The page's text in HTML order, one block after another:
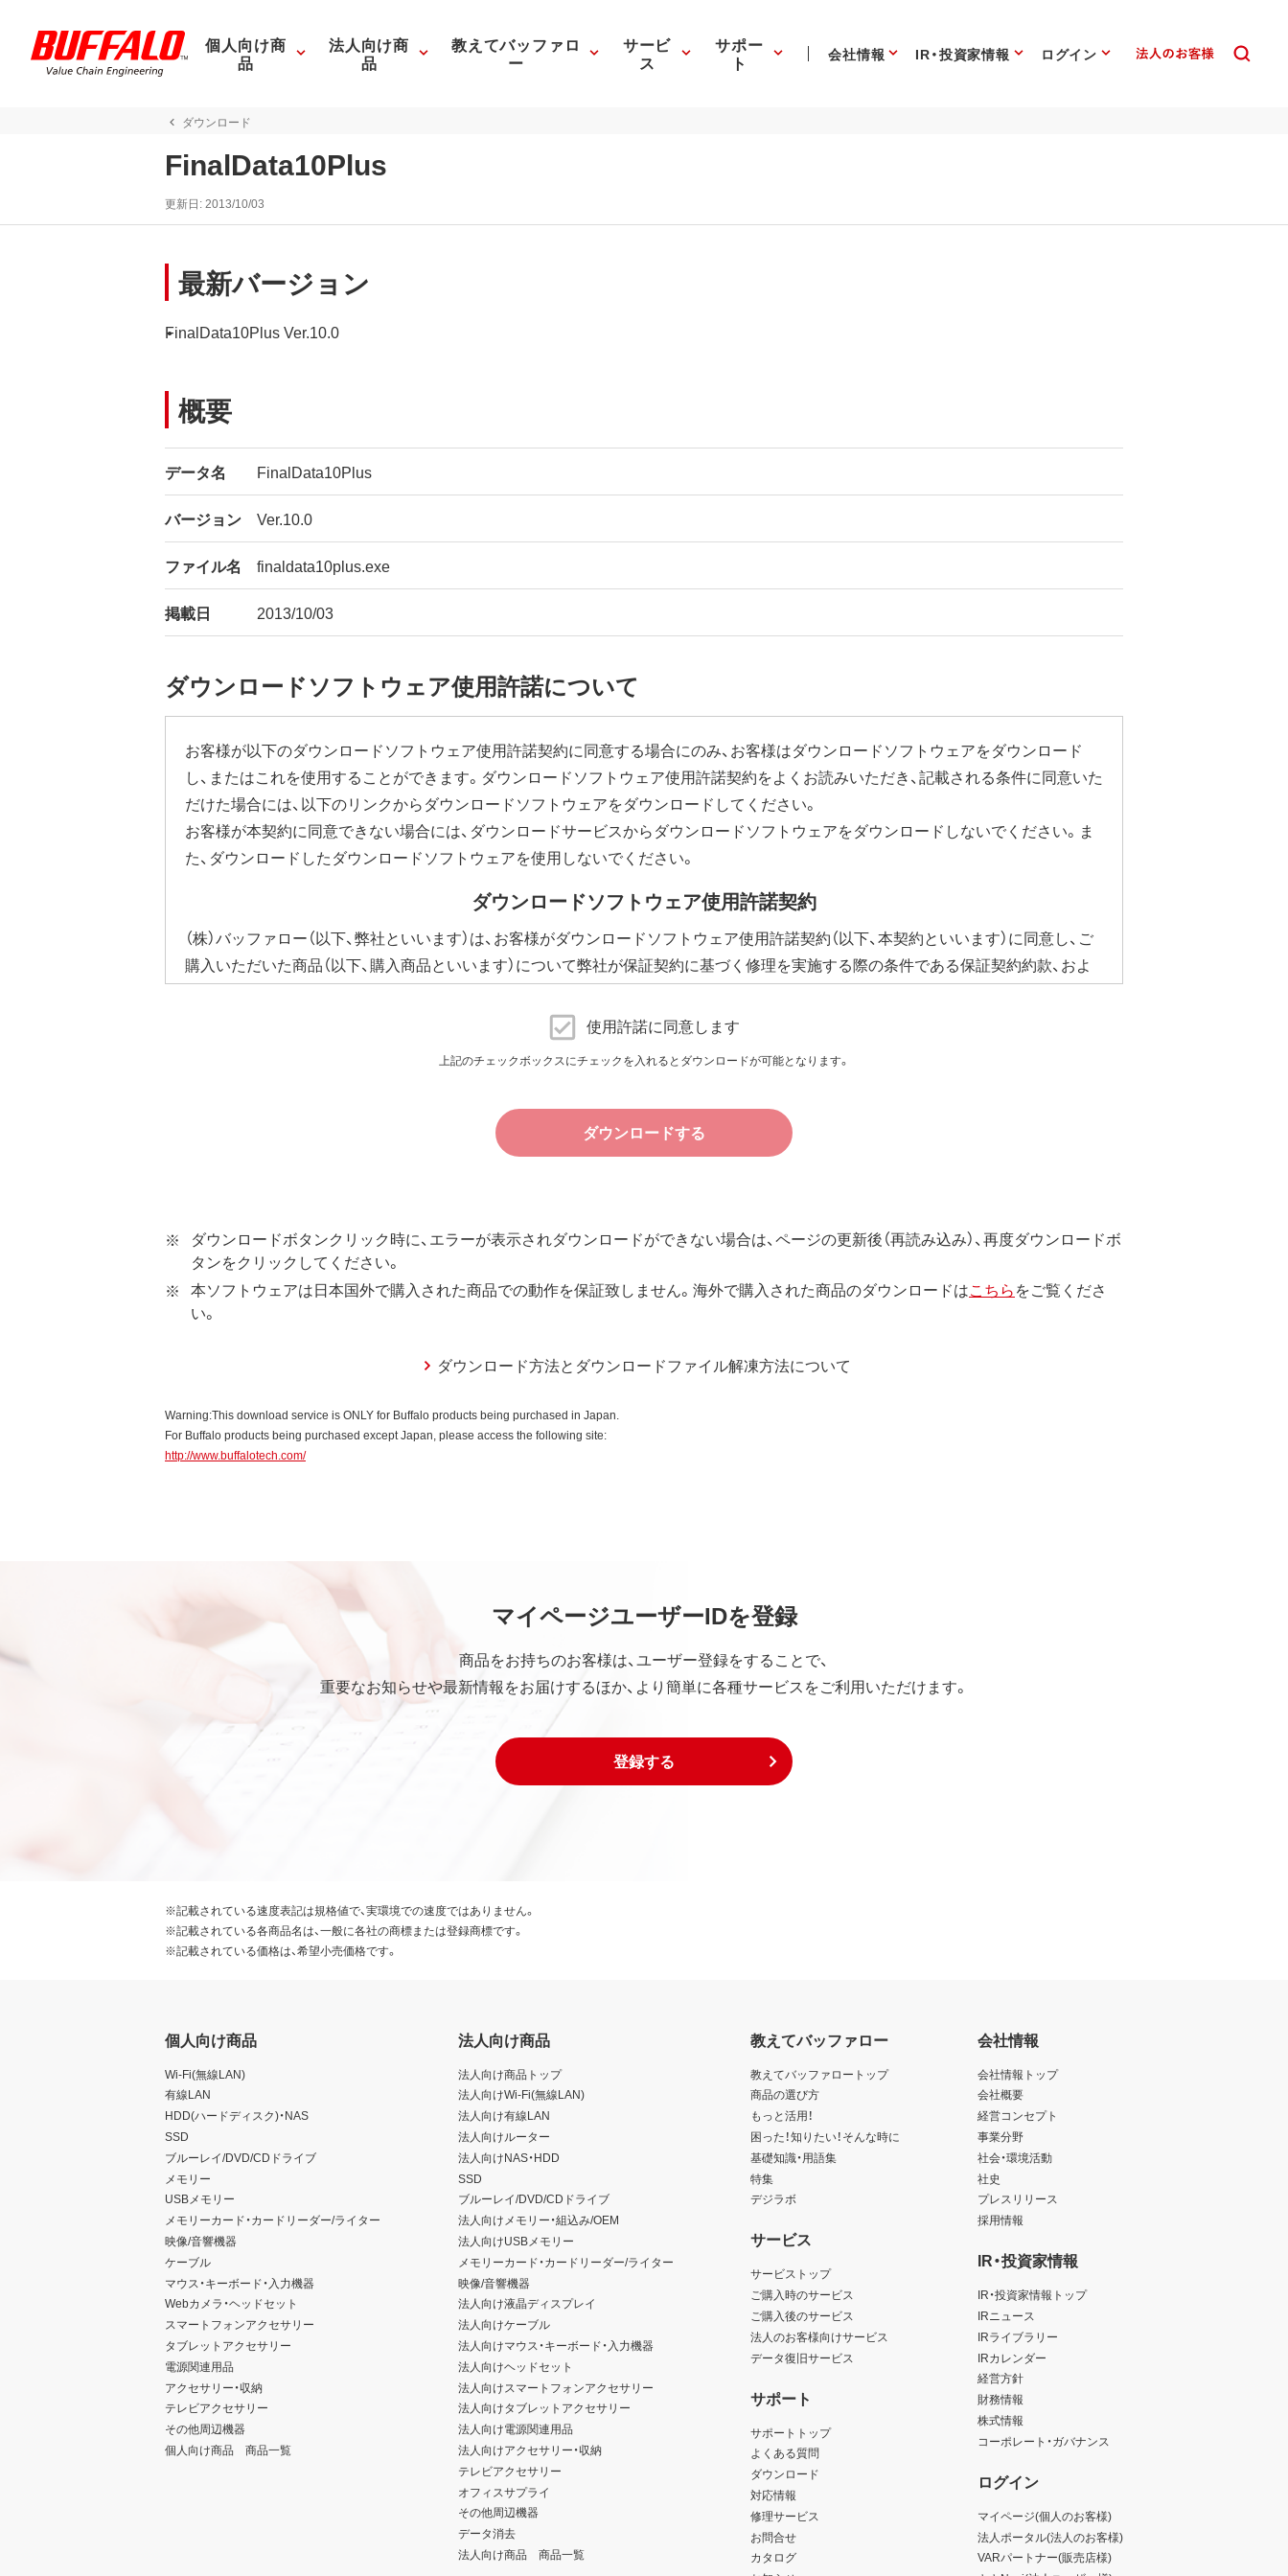
個人向け商
品
法人向け商
品
教えてバッファロ
ー
サービ
ス
サポー
ト 会社情報 IR・投資家情報 ログイン
ダウンロード
FinalData10Plus
更新日:2013/10/03
最新バージョン
FinalData10Plus Ver.10.0
概要
データ名 FinalData10Plus
バージョン Ver.10.0
ファイル名 finaldata10plus.exe
掲載日 2013/10/03
ダウンロードソフトウェア使用許諾について
お客様が以下のダウンロードソフトウェア使用許諾契約に同意する場合にのみ、お客様はダウンロードソフトウェアをダウンロード
し、またはこれを使用することができます。ダウンロードソフトウェア使用許諾契約をよくお読みいただき、記載される条件に同意いた
だけた場合には、以下のリンクからダウンロードソフトウェアをダウンロードしてください。
お客様が本契約に同意できない場合には、ダウンロードサービスからダウンロードソフトウェアをダウンロードしないでください。ま
た、ダウンロードしたダウンロードソフトウェアを使用しないでください。
ダウンロードソフトウェア使用許諾契約
（株）バッファロー（以下、弊社といいます）は、お客様がダウンロードソフトウェア使用許諾契約（以下、本契約といいます）に同意し、ご
購入いただいた商品（以下、購入商品といいます）について弊社が保証契約に基づく修理を実施する際の条件である保証契約約款、およ
びそれに含まれるソフトウェア（以下、添付ソフトウェアといいます）の使用許諾契約に同意する場合にかぎり、ダウンロードソフト
ウェア（弊社ダウンロードサービスに提供される、全てのソフトウェア（ユーティリティ・ファームウェア・ドライバなど）を含み以下、本
弊社は、本契約に規定する条件で、本ソフトウェアの使用をお客様に非専属的に許諾します。
ウェアの使用許諾権者は、使用許諾後も引き続きその知的所有権を保持します。
本ソフトウェアに対する知的所有権に関する表示を削除してはならないものとします。
第3条 使用制限
お客様は、本ソフトウェアのソースコードを調べたり、逆アセンブル、逆コンパイル、リバースエンジニアリング、その他の修正を
本ソフトウェアの一部または全部を利用した新しいソフトウェアの開発もこの規定により禁止されます。
第5条 損害賠償
弊社は、データの消失、業務の中断、逸失利益、精神的損害等を含め、本ソフトウェアの使用または使用不能に起因する直接的、間接
的、特別、偶発的、結果的、その他いかなる損害にも、一切の責任を負いません。
いかなる場合においても、弊社の責任の上限は、お客様が購入商品の対価として支払った金額とします。
本契約の締結により、お客様は下記事項に同意するものとします。
本ソフトウェアが外国為替及び外国貿易法および米国輸出管理関連法規等に基づく輸出規制の対象となる可能性があることを認
識の上、本ソフトウェアを輸出または再輸出する場合は、上記の輸出管理関連法規を遵守し、かかる法規の定めるところにより必
第7条 その他
せん。
本ソフトウェアに表示されている著作権者も本契約について弊社と同じ権利を有するものとします。
本契約に関わる紛争が発生した場合は、弊社の本店所在地を管轄する裁判所を専属的裁判所とします。
使用許諾に同意します
上記のチェックボックスにチェックを入れるとダウンロードが可能となります。
ダウンロードする
ダウンロードボタンクリック時に、エラーが表示されダウンロードができない場合は、ページの更新後（再読み込み）、再度ダウンロードボ
タンをクリックしてください。
本ソフトウェアは日本国外で購入された商品での動作を保証致しません。海外で購入された商品のダウンロードはこちらをご覧くださ
い。
ダウンロード方法とダウンロードファイル解凍方法について
Warning:This download service is ONLY for Buffalo products being purchased in Japan.
For Buffalo products being purchased except Japan, please access the following site:
http://www.buffalotech.com/
マイページユーザーIDを登録
商品をお持ちのお客様は、ユーザー登録をすることで、
重要なお知らせや最新情報をお届けするほか、より簡単に各種サービスをご利用いただけます。
登録する
※記載されている速度表記は規格値で、実環境での速度ではありません。
※記載されている各商品名は、一般に各社の商標または登録商標です。
※記載されている価格は、希望小売価格です。
個人向け商品
Wi-Fi(無線LAN)
有線LAN
HDD(ハードディスク)・NAS
SSD
ブルーレイ/DVD/CDドライブ
メモリー
USBメモリー
メモリーカード・カードリーダー/ライター
映像/音響機器
ケーブル
マウス・キーボード・入力機器
Webカメラ・ヘッドセット
スマートフォンアクセサリー
タブレットアクセサリー
電源関連用品
アクセサリー・収納
テレビアクセサリー
その他周辺機器
個人向け商品 商品一覧
法人向け商品
法人向け商品トップ
法人向けWi-Fi(無線LAN)
法人向け有線LAN
法人向けルーター
法人向けNAS・HDD
SSD
ブルーレイ/DVD/CDドライブ
法人向けメモリー・組込み/OEM
法人向けUSBメモリー
メモリーカード・カードリーダー/ライター
映像/音響機器
法人向け液晶ディスプレイ
法人向けケーブル
法人向けマウス・キーボード・入力機器
法人向けヘッドセット
法人向けスマートフォンアクセサリー
法人向けタブレットアクセサリー
法人向け電源関連用品
法人向けアクセサリー・収納
テレビアクセサリー
オフィスサプライ
その他周辺機器
データ消去
法人向け商品 商品一覧
教えてバッファロー
教えてバッファロートップ
商品の選び方
もっと活用！
困った！知りたい！そんな時に
基礎知識・用語集
特集
デジラボ
サービス
サービストップ
ご購入時のサービス
ご購入後のサービス
法人のお客様向けサービス
データ復旧サービス
サポート
サポートトップ
よくある質問
ダウンロード
対応情報
修理サービス
お問合せ
カタログ
会社情報
会社情報トップ
会社概要
経営コンセプト
事業分野
社会・環境活動
社史
プレスリリース
採用情報
IR・投資家情報
IR・投資家情報トップ
IRニュース
IRライブラリー
IRカレンダー
経営方針
財務情報
株式情報
コーポレート・ガバナンス
ログイン
マイページ(個人のお客様)
法人ポータル(法人のお客様)
VARパートナー(販売店様)